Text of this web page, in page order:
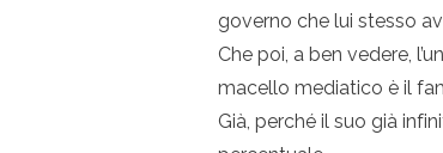
governo che lui stesso
Che poi, a ben vedere,
macello mediatico è il
Già, perché il suo già